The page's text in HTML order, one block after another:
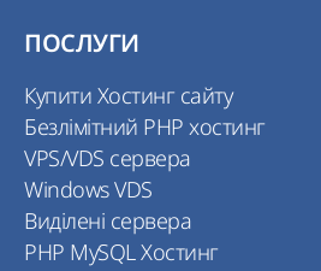
ПОСЛУГИ
Купити Хостинг сайту
Безлімітний PHP хостинг
VPS/VDS сервера
Windows VDS
Виділені сервера
PHP MySQL Хостинг